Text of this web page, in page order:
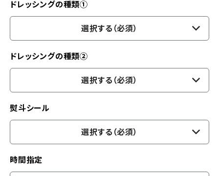
ドレッシングの種類①
選択する（必須）
ドレッシングの種類②
選択する（必須）
熨斗シール
選択する（必須）
時間指定